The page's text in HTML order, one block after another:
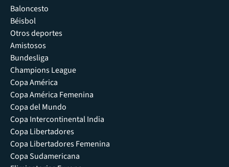
Baloncesto
Béisbol
Otros deportes
Amistosos
Bundesliga
Champions League
Copa América
Copa América Femenina
Copa del Mundo
Copa Intercontinental India
Copa Libertadores
Copa Libertadores Femenina
Copa Sudamericana